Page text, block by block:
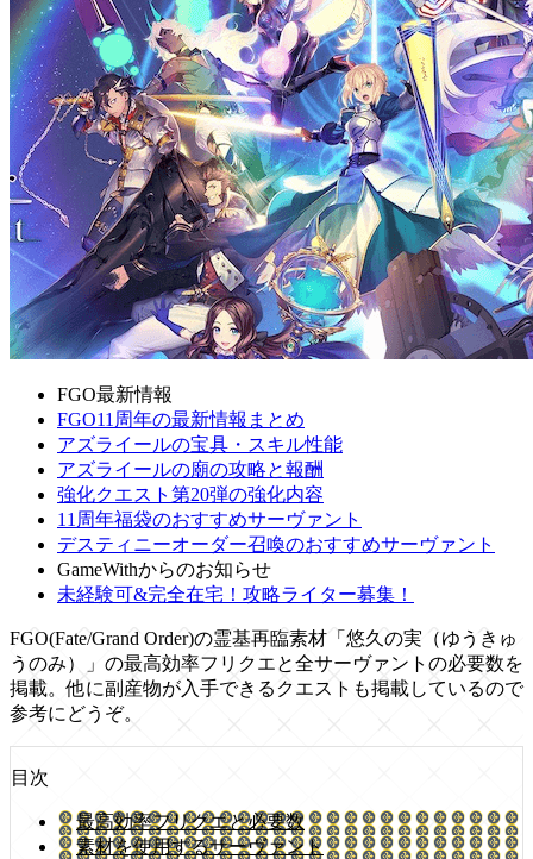
FGO最新情報
FGO11周年の最新情報まとめ
アズライールの宝具・スキル性能
アズライールの廟の攻略と報酬
強化クエスト第20弾の強化内容
11周年福袋のおすすめサーヴァント
デスティニーオーダー召喚のおすすめサーヴァント
GameWithからのお知らせ
未経験可&完全在宅！攻略ライター募集！
FGO(Fate/Grand Order)の霊基再臨素材「悠久の実（ゆうきゅ
うのみ）」の最高効率フリクエと全サーヴァントの必要数を
掲載。他に副産物が入手できるクエストも掲載しているので
参考にどうぞ。
目次
最高効率フリクエと必要数
素材を使用するサーヴァント